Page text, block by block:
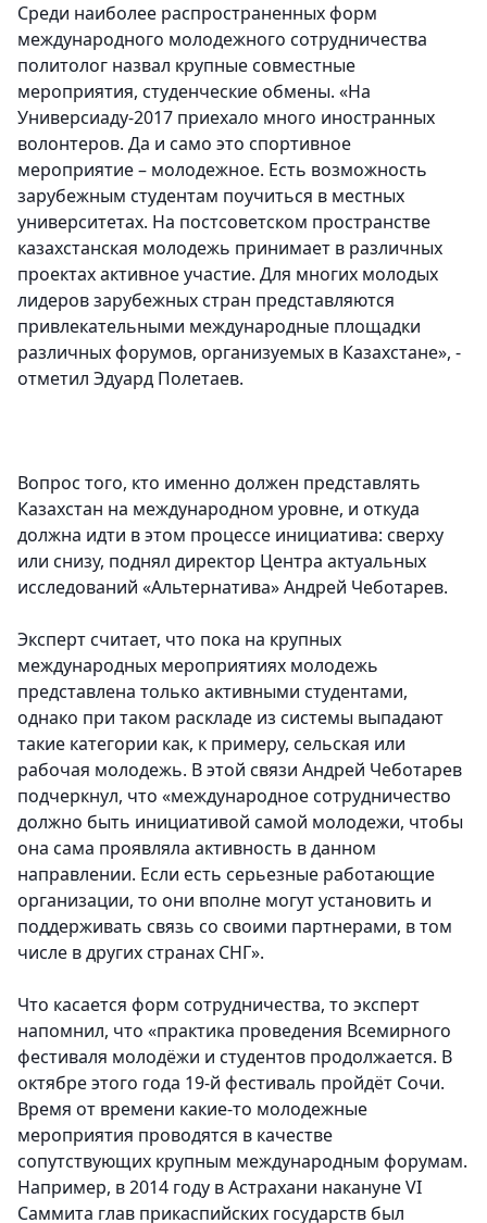
Среди наиболее распространенных форм
международного молодежного сотрудничества
политолог назвал крупные совместные
мероприятия, студенческие обмены. «На
Универсиаду-2017 приехало много иностранных
волонтеров. Да и само это спортивное
мероприятие – молодежное. Есть возможность
зарубежным студентам поучиться в местных
университетах. На постсоветском пространстве
казахстанская молодежь принимает в различных
проектах активное участие. Для многих молодых
лидеров зарубежных стран представляются
привлекательными международные площадки
различных форумов, организуемых в Казахстане», -
отметил Эдуард Полетаев.
Вопрос того, кто именно должен представлять
Казахстан на международном уровне, и откуда
должна идти в этом процессе инициатива: сверху
или снизу, поднял директор Центра актуальных
исследований «Альтернатива» Андрей Чеботарев.
Эксперт считает, что пока на крупных
международных мероприятиях молодежь
представлена только активными студентами,
однако при таком раскладе из системы выпадают
такие категории как, к примеру, сельская или
рабочая молодежь. В этой связи Андрей Чеботарев
подчеркнул, что «международное сотрудничество
должно быть инициативой самой молодежи, чтобы
она сама проявляла активность в данном
направлении. Если есть серьезные работающие
организации, то они вполне могут установить и
поддерживать связь со своими партнерами, в том
числе в других странах СНГ».
Что касается форм сотрудничества, то эксперт
напомнил, что «практика проведения Всемирного
фестиваля молодёжи и студентов продолжается. В
октябре этого года 19-й фестиваль пройдёт Сочи.
Время от времени какие-то молодежные
мероприятия проводятся в качестве
сопутствующих крупным международным форумам.
Например, в 2014 году в Астрахани накануне VI
Саммита глав прикаспийских государств был